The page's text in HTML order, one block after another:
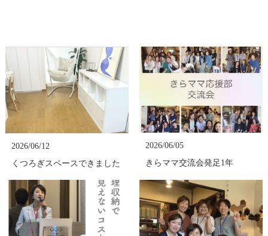
2026/06/12
くつろぎスペースできました
2026/06/05
きらママ交流会発足1年